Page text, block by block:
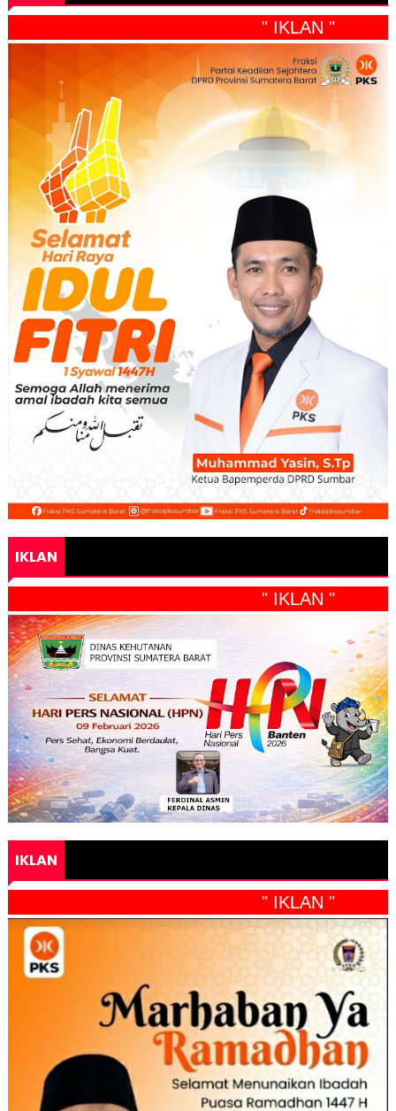
" IKLAN "
IKLAN
" IKLAN "
IKLAN
" IKLAN "